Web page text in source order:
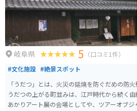
岐阜県 5 （口コミ1件）
#文化施設 #絶景スポット
「うだつ」とは、火災の延焼を防ぐだめの防
うだつの上がる町並みは、江戸時代から続く
あかりアート展の会場としてや、ツアーオブ